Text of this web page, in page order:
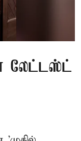
லேட்டஸ்ட்